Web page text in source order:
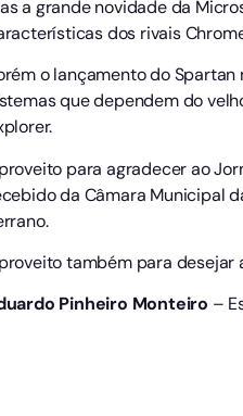
a grande novidade da
dos rivais
o lançamento do
que dependem do
para agradecer ao
da Câmara Municipal
também para desejar
Pinheiro Monteiro –